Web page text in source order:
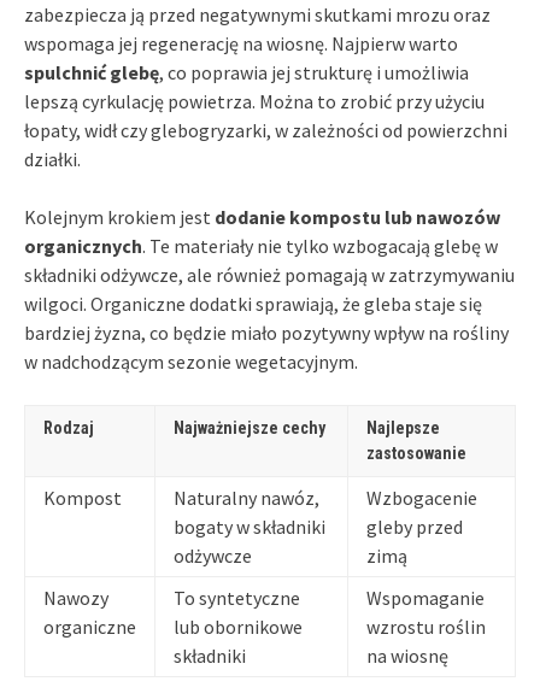
zabezpiecza ją przed negatywnymi skutkami mrozu oraz
wspomaga jej regenerację na wiosnę. Najpierw warto
spulchnić glebę, co poprawia jej strukturę i umożliwia
lepszą cyrkulację powietrza. Można to zrobić przy użyciu
łopaty, widł czy glebogryzarki, w zależności od powierzchni
działki.
Kolejnym krokiem jest dodanie kompostu lub nawozów
organicznych. Te materiały nie tylko wzbogacają glebę w
składniki odżywcze, ale również pomagają w zatrzymywaniu
wilgoci. Organiczne dodatki sprawiają, że gleba staje się
bardziej żyzna, co będzie miało pozytywny wpływ na rośliny
w nadchodzącym sezonie wegetacyjnym.
Rodzaj Najważniejsze cechy
Najlepsze
zastosowanie
Kompost
Naturalny nawóz,
bogaty w składniki
odżywcze
Wzbogacenie
gleby przed
zimą
Nawozy
organiczne
To syntetyczne
lub obornikowe
składniki
Wspomaganie
wzrostu roślin
na wiosnę